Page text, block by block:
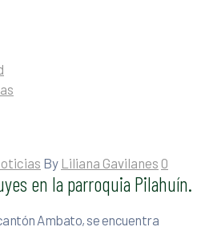
By Liliana Gavilanes 0
en la parroquia Pilahuín.
Ambato, se encuentra